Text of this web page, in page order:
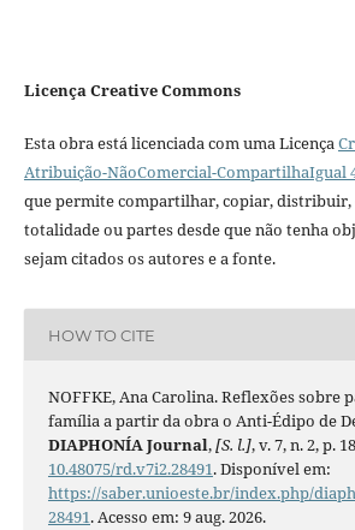
Licença Creative Commons
Esta obra está licenciada com uma Licença
Atribuição-NãoComercial-CompartilhaIgual
que permite compartilhar, copiar,
totalidade ou partes desde que não tenha
sejam citados os autores e a fonte.
HOW TO CITE
NOFFKE, Ana Carolina. Reflexões sobre
família a partir da obra o Anti-Édipo de
DIAPHONÍA Journal,[S. l.], v. 7, n. 2, p.
10.48075/rd.v7i2.28491. Disponível em:
https://saber.unioeste.br/index.php/
28491. Acesso em: 9 aug. 2026.